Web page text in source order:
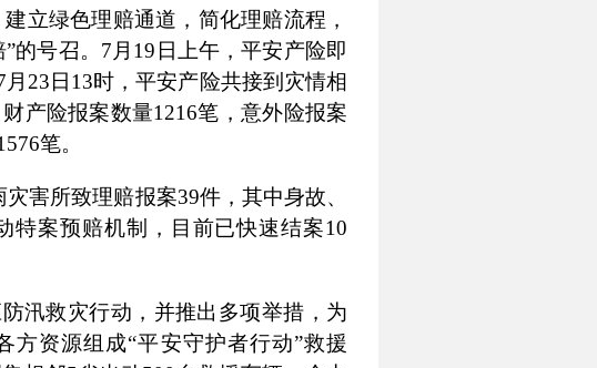
立绿色理赔通道，简化理赔流程，
的号召。 7 月 19 日上午，平安产险即
月 23 日 13时，平安产险共接到灾情相
产险报案数量1216笔，意外险报案
笔。
灾害所致理赔报案39件，其中身故、
特案预赔机制，目前已快速结案10
汛救灾行动，并推出多项举措，为
方资源组成“平安守护者行动”救援